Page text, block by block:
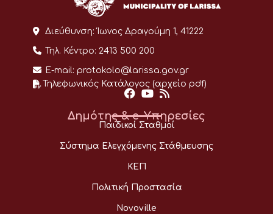
Διεύθυνση: Ίωνος Δραγούμη 1, 41222
Τηλ. Κέντρο: 2413 500 200
E-mail: protokolo@larissa.gov.gr
Τηλεφωνικός Κατάλογος (αρχείο pdf)
Δημότης & e-Υπηρεσίες
Παιδικοί Σταθμοί
Σύστημα Ελεγχόμενης Στάθμευσης
ΚΕΠ
Πολιτική Προστασία
Novoville